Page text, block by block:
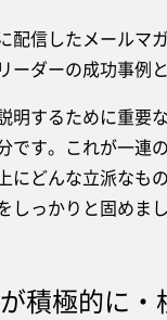
配信したメールマ
ーダーの成功事例
明するために重要
です。これが一
にどんな立派なも
しっかりと固めまし
積極的に